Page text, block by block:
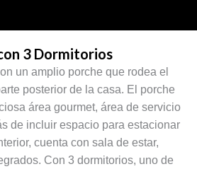
3 Dormitorios
un amplio porche que rodea el
posterior de la casa. El porche
área gourmet, área de servicio
de incluir espacio para estacionar
cuenta con sala de estar,
Con 3 dormitorios, uno de